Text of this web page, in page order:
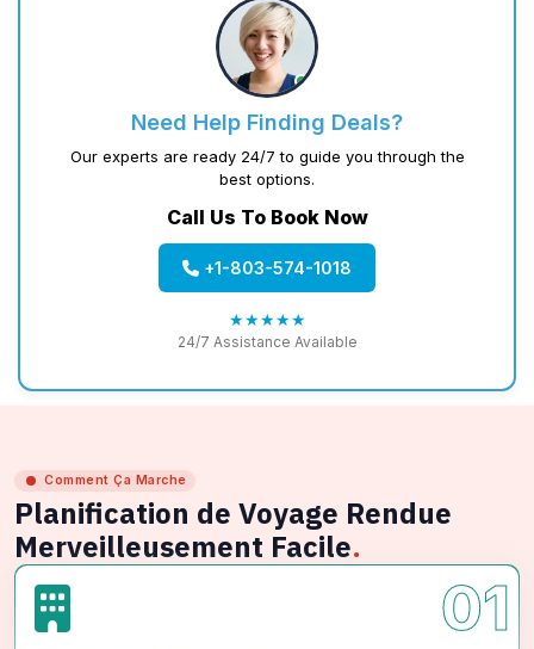
Need Help Finding Deals?
Our experts are ready 24/7 to guide you through the
best options.
Call Us To Book Now
+1-803-574-1018
★★★★★
24/7 Assistance Available
Comment Ça Marche
Planification de Voyage Rendue
Merveilleusement Facile.
01